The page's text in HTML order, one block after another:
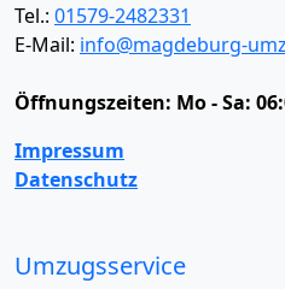
Tel.: 01579-2482331
E-Mail: info@magdeburg-
Öffnungszeiten: Mo - Sa:
Impressum
Datenschutz
Umzugsservice